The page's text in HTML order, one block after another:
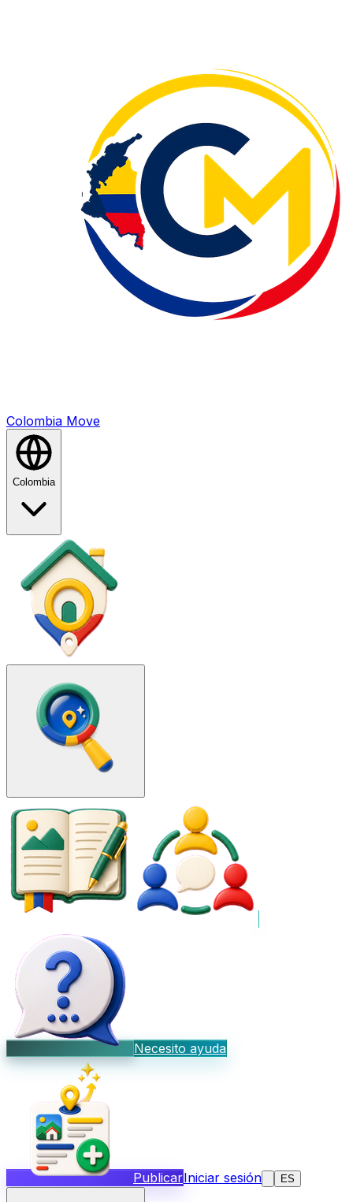
Colombia Move
Colombia
Necesito ayuda
PublicarIniciar sesión ES